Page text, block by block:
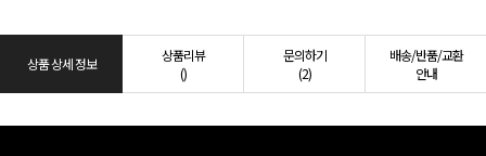
상품 상세 정보
상품리뷰
()
문의하기
(2)
배송/반품/교환
안내